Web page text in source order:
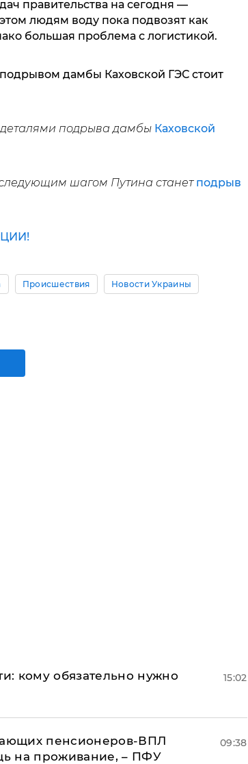
правительства на сегодня —
людям воду пока подвозят как
большая проблема с логистикой.
дамбы Каховской ГЭС стоит
подрыва дамбы Каховской
шагом Путина станет подрыв
Происшествия Новости Украины
кому обязательно нужно
15:02
пенсионеров-ВПЛ
на проживание, – ПФУ
09:38